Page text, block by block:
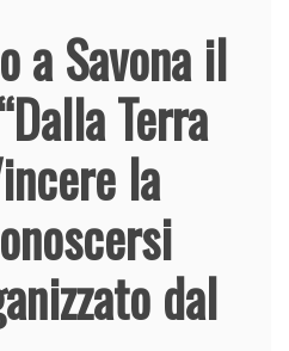
a Savona il
Terra
la
dal